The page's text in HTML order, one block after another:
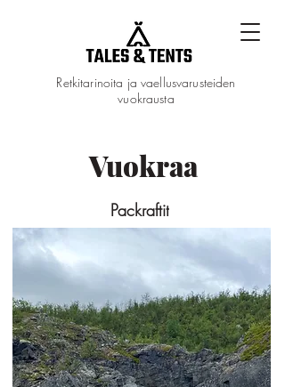
Retkitarinoita ja vaellusvarusteiden
vuokrausta
Vuokraa
Packraftit